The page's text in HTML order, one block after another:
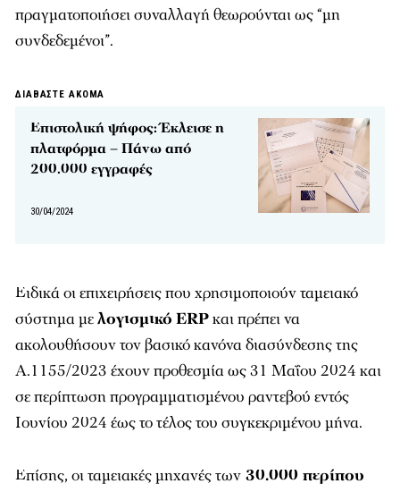
πραγματοποιήσει συναλλαγή θεωρούνται ως “μη
συνδεδεμένοι”.
ΔΙΑΒΑΣΤΕ ΑΚΟΜΑ
Επιστολική ψήφος: Έκλεισε η
πλατφόρμα – Πάνω από
200.000 εγγραφές
30/04/2024
Ειδικά οι επιχειρήσεις που χρησιμοποιούν ταμειακό
σύστημα μελογισμικό ERPκαι πρέπει να
ακολουθήσουν τον βασικό κανόνα διασύνδεσης της
Α.1155/2023 έχουν προθεσμία ως 31 Μαΐου 2024 και
σε περίπτωση προγραμματισμένου ραντεβού εντός
Ιουνίου 2024 έως το τέλος του συγκεκριμένου μήνα.
Επίσης, οι ταμειακές μηχανές των 30.000 περίπου